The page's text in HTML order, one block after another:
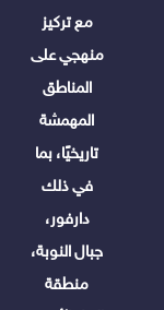
مع تركيز
منهجي على
المناطق
المهمشة
تاريخيًا، بما
في ذلك
دارفور،
جبال النوبة،
منطقة